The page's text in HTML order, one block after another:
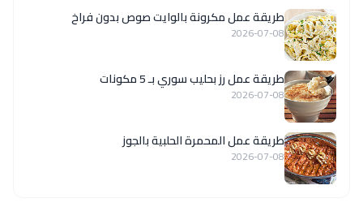
طريقة عمل مكرونة بالوايت صوص بدون فراخ
2026-07-08
طريقة عمل رز بحليب سوري بـ 5 مكونات
2026-07-08
طريقة عمل المحمرة الحلبية بالجوز
2026-07-08